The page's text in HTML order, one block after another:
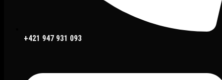
+421 947 931 093